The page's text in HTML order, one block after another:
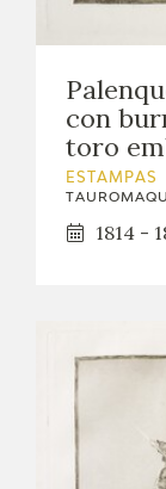
GOYA EN EL
GOYA EN ARAGÓN
TIENDA
con
toro
ESTAMPAS
1814 -